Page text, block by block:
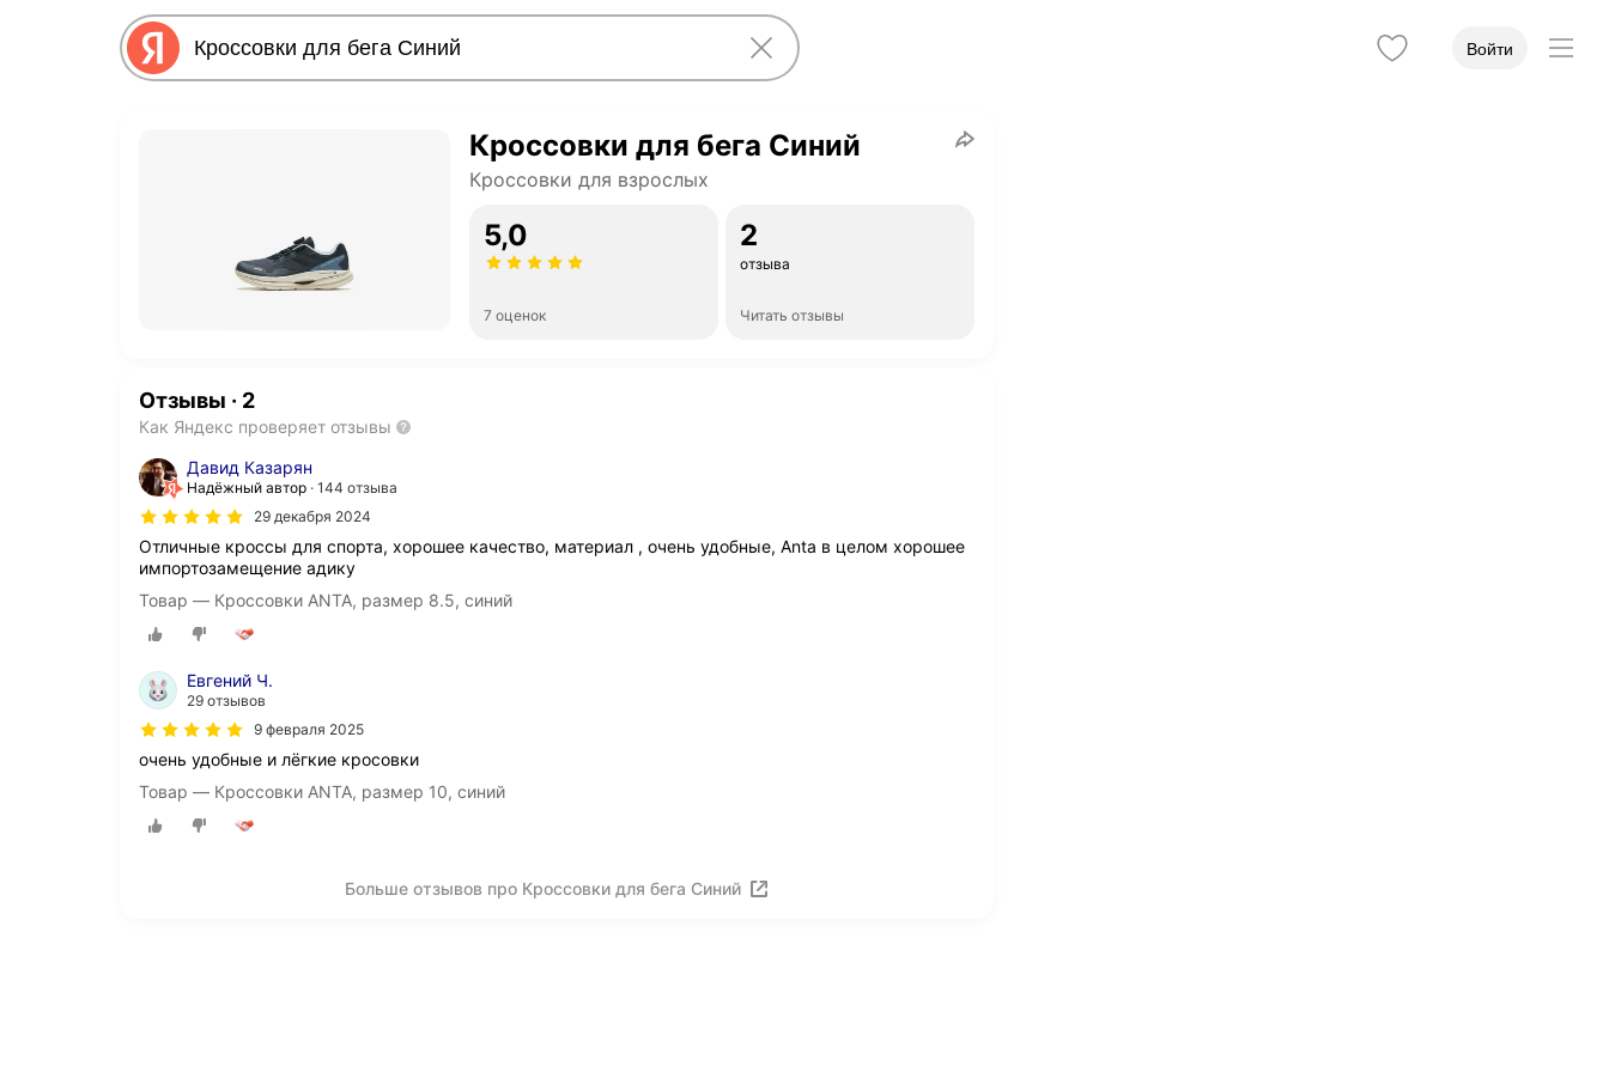
Войти
Кроссовки для бега Синий
Кроссовки для взрослых
5,0
7 оценок
2
отзыва
Читать отзывы
Отзывы · 2
Как Яндекс проверяет отзывы
Давид Казарян
Надёжный автор 144 отзыва
29 декабря 2024
Отличные кроссы для спорта, хорошее качество, материал , очень удобные, Anta в целом хорошее
импортозамещение адику
Товар — Кроссовки ANTA, размер 8.5, синий
Евгений Ч.
29 отзывов
9 февраля 2025
очень удобные и лёгкие кросовки
Товар — Кроссовки ANTA, размер 10, синий
Больше отзывов про Кроссовки для бега Синий